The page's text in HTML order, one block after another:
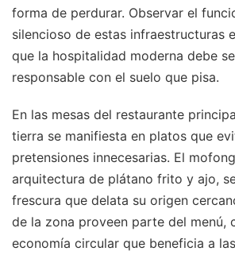
forma de perdurar. Observar el
silencioso de estas infraestructuras
que la hospitalidad moderna debe
responsable con el suelo que pisa.
En las mesas del restaurante
tierra se manifiesta en platos que
pretensiones innecesarias. El
arquitectura de plátano frito y ajo,
frescura que delata su origen
de la zona proveen parte del menú,
economía circular que beneficia a